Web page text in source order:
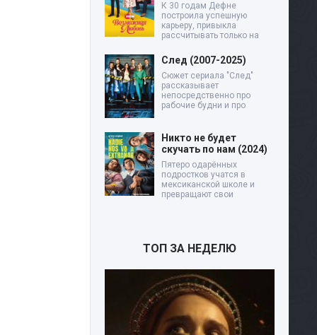
К 30 годам Дефне
построила успешную
карьеру, привыкла
рассчитывать только на
След (2007-2025)
Сюжет сериала "След"
рассказывает
непосредственно про
рабочие будни и про
Никто не будет
скучать по нам (2024)
Пятеро одарённых
подростков учатся в
мексиканской школе и
превращают свои
ТОП ЗА НЕДЕЛЮ